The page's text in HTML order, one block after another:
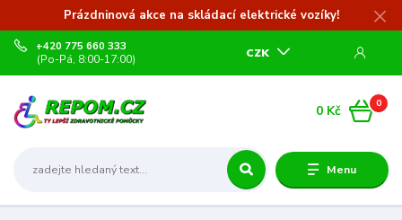
Prázdninová akce na skládací elektrické vozíky!
Menu
CZK
+420 775 660 333
(Po-Pá, 8:00-17:00)
0
0 Kč